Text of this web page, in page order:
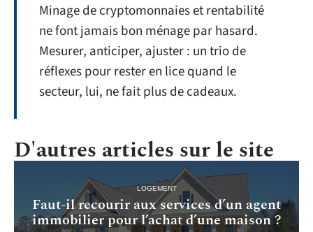
Minage de cryptomonnaies et rentabilité
ne font jamais bon ménage par hasard.
Mesurer, anticiper, ajuster : un trio de
réflexes pour rester en lice quand le
secteur, lui, ne fait plus de cadeaux.
D'autres articles sur le site
LOGEMENT
Faut-il recourir aux services d’un agent
immobilier pour l’achat d’une maison ?